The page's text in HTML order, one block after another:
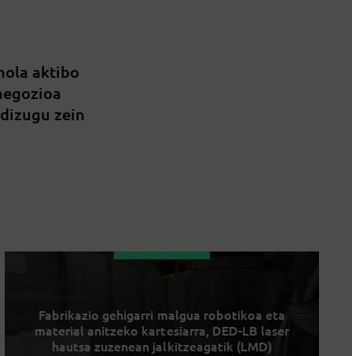
aktibo
zein
Fabrikazio gehigarri malgua robotikoa eta
material anitzeko kartesiarra, DED-LB laser
hautsa zuzenean jalkitzeagatik (LMD)